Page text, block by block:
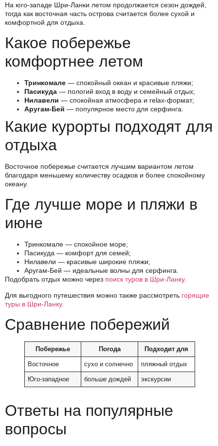
На юго-западе Шри-Ланки летом продолжается сезон дождей,
тогда как восточная часть острова считается более сухой и
комфортной для отдыха.
Какое побережье
комфортнее летом
Тринкомале — спокойный океан и красивые пляжи;
Пасикуда — пологий вход в воду и семейный отдых;
Нилавели — спокойная атмосфера и relax-формат;
Аругам-Бей — популярное место для серфинга.
Какие курорты подходят для
отдыха
Восточное побережье считается лучшим вариантом летом
благодаря меньшему количеству осадков и более спокойному
океану.
Где лучше море и пляжи в
июне
Тринкомале — спокойное море;
Пасикуда — комфорт для семей;
Нилавели — красивые широкие пляжи;
Аругам-Бей — идеальные волны для серфинга.
Подобрать отдых можно через поиск туров в Шри-Ланку.
Для выгодного путешествия можно также рассмотреть горящие
туры в Шри-Ланку.
Сравнение побережий
Побережье Погода Подходит для
Восточное сухо и солнечно пляжный отдых
Юго-западное больше дождей экскурсии
Ответы на популярные
вопросы